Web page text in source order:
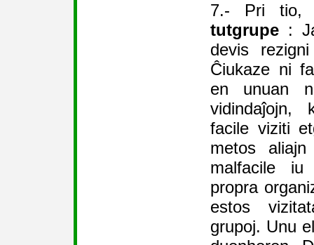
7.- Pri
tutgrupe :
devis
Ĉiukaze ni
en unuan
vidindaĵojn,
facile viziti
metos
malfacile
propra
estos
grupoj. Unu